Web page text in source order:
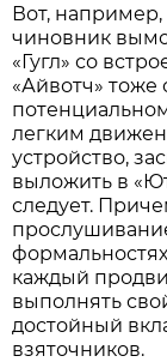
Вот,
чиновник
«Гугл» со
«Айвотч» тоже
легким
устройство,
выложить в
следует.
каждый
выполнять
достойный
взяточников.